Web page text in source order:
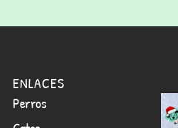
ENLACES
Perros